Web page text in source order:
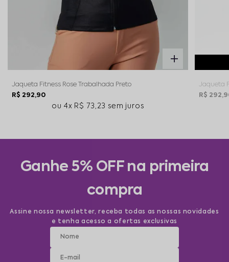
Jaqueta Fitness Rose Trabalhada Preto
R$ 292,90
4x R$ 73,23sem juros
Jaqueta
R$
Ganhe 5% OFF na primeira
compra
Assine nossa newsletter, receba todas as nossas novidades
e tenha acesso a ofertas exclusivas